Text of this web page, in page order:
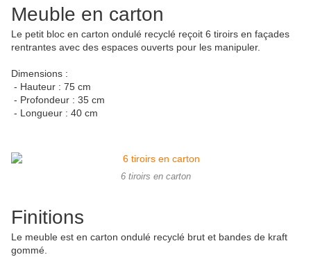
Meuble en carton
Le petit bloc en carton ondulé recyclé reçoit 6 tiroirs en façades
rentrantes avec des espaces ouverts pour les manipuler.
Dimensions :
- Hauteur : 75 cm
- Profondeur : 35 cm
- Longueur : 40 cm
6 tiroirs en carton
Finitions
Le meuble est en carton ondulé recyclé brut et bandes de kraft
gommé.